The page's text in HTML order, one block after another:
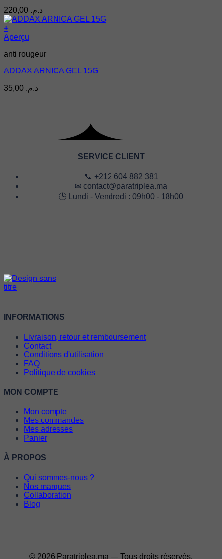
د.م.
+
Aperçu
anti rougeur
ADDAX ARNICA GEL 15G
د.م.
SERVICE CLIENT
📞 +212 604 882 381
✉ contact@paratriplea.ma
🕒 Lundi - Vendredi : 09h00 - 18h00
INFORMATIONS
Livraison, retour et remboursement
Contact
Conditions d'utilisation
FAQ
Politique de cookies
MON COMPTE
Mon compte
Mes commandes
Mes adresses
Panier
À PROPOS
Qui sommes-nous ?
Nos marques
Collaboration
Blog
© 2026 Paratriplea.ma — Tous droits réservés.